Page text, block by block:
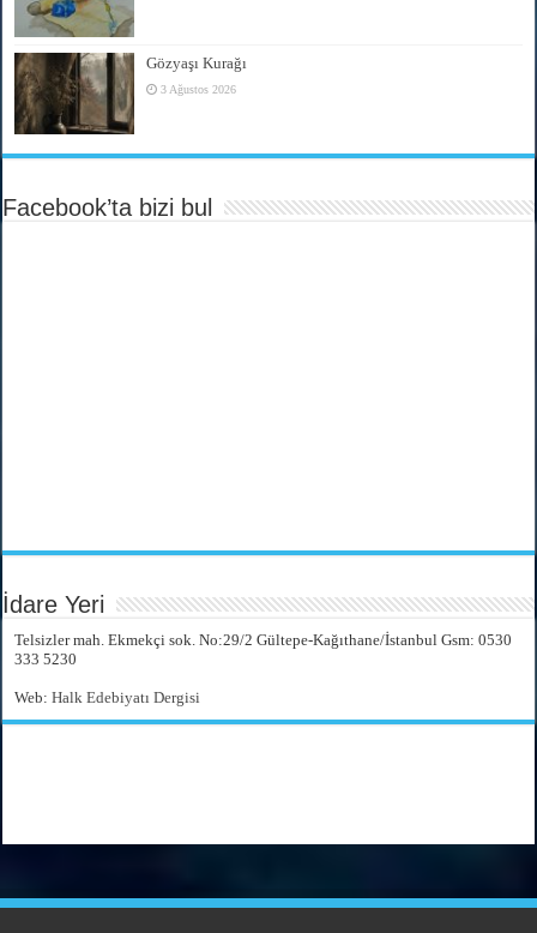
Gözyaşı Kurağı
3 Ağustos 2026
Facebook’ta bizi bul
İdare Yeri
Telsizler mah. Ekmekçi sok. No:29/2 Gültepe-Kağıthane/İstanbul Gsm: 0530
333 5230
Web:Halk Edebiyatı Dergisi